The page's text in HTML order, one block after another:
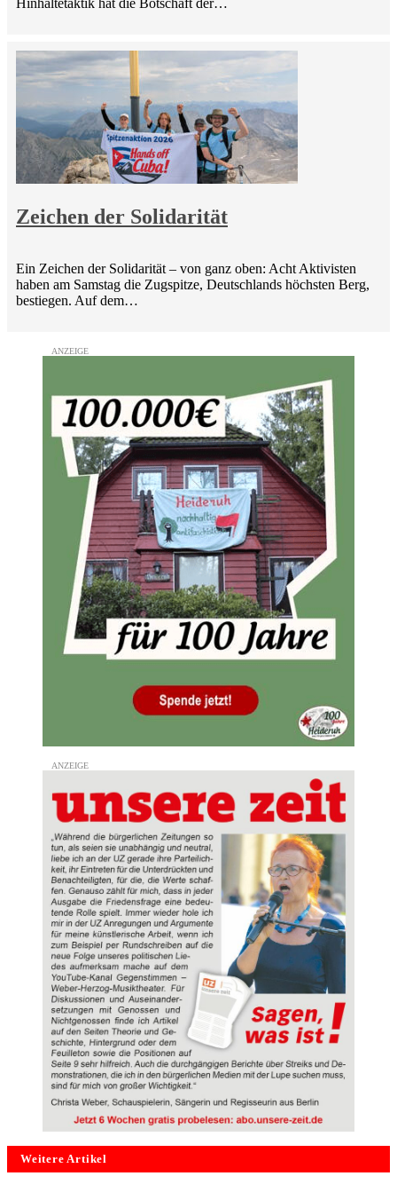
Hinhaltetaktik hat die Botschaft der…
Zeichen der Solidarität
Ein Zeichen der Solidarität – von ganz oben: Acht Aktivisten
haben am Samstag die Zugspitze, Deutschlands höchsten Berg,
bestiegen. Auf dem…
Weitere Artikel